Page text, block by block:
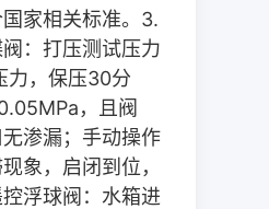
家相关标准。 3.
：打压测试压力
力，保压30分
，且阀
渗漏；手动操作
象，启闭到位，
浮球阀：水箱进